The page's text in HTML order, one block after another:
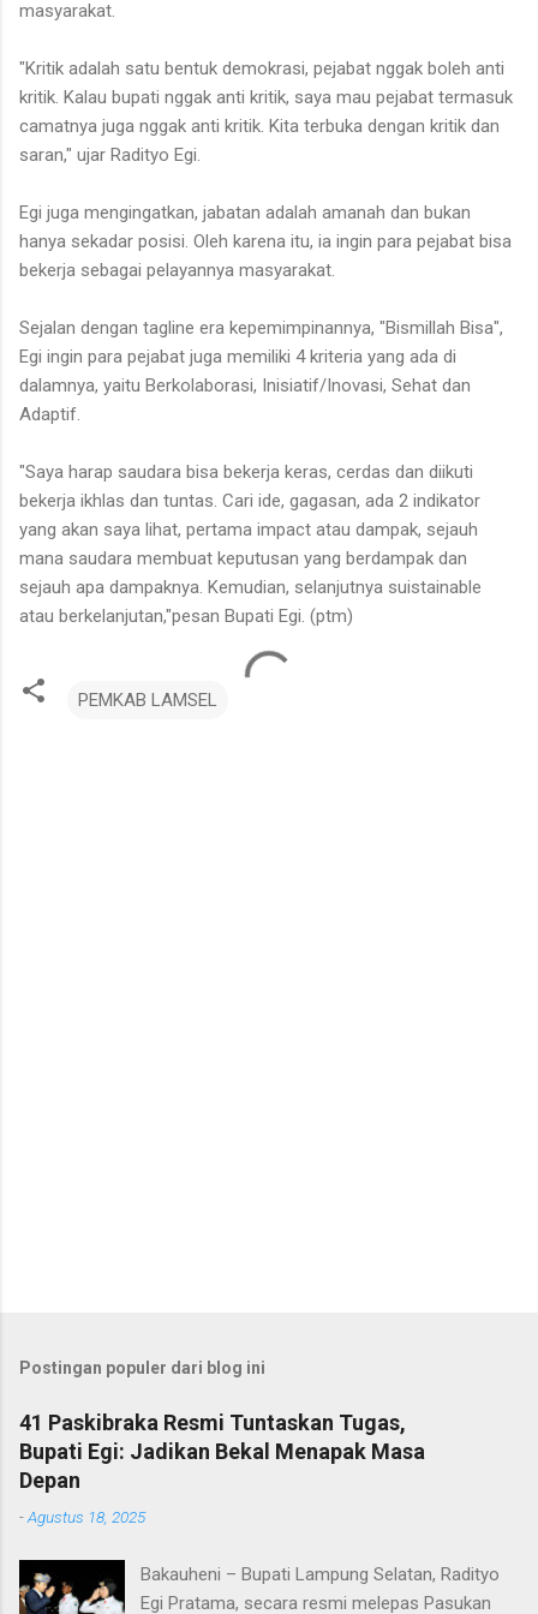
masyarakat.
"Kritik adalah satu bentuk demokrasi, pejabat nggak boleh anti
kritik. Kalau bupati nggak anti kritik, saya mau pejabat termasuk
camatnya juga nggak anti kritik. Kita terbuka dengan kritik dan
saran," ujar Radityo Egi.
Egi juga mengingatkan, jabatan adalah amanah dan bukan
hanya sekadar posisi. Oleh karena itu, ia ingin para pejabat bisa
bekerja sebagai pelayannya masyarakat.
Sejalan dengan tagline era kepemimpinannya, "Bismillah Bisa",
Egi ingin para pejabat juga memiliki 4 kriteria yang ada di
dalamnya, yaitu Berkolaborasi, Inisiatif/Inovasi, Sehat dan
Adaptif.
"Saya harap saudara bisa bekerja keras, cerdas dan diikuti
bekerja ikhlas dan tuntas. Cari ide, gagasan, ada 2 indikator
yang akan saya lihat, pertama impact atau dampak, sejauh
mana saudara membuat keputusan yang berdampak dan
sejauh apa dampaknya. Kemudian, selanjutnya suistainable
atau berkelanjutan,"pesan Bupati Egi. (ptm)
PEMKAB LAMSEL
Postingan populer dari blog ini
41 Paskibraka Resmi Tuntaskan Tugas,
Bupati Egi: Jadikan Bekal Menapak Masa
Depan
-Agustus 18, 2025
Bakauheni – Bupati Lampung Selatan, Radityo
Egi Pratama, secara resmi melepas Pasukan